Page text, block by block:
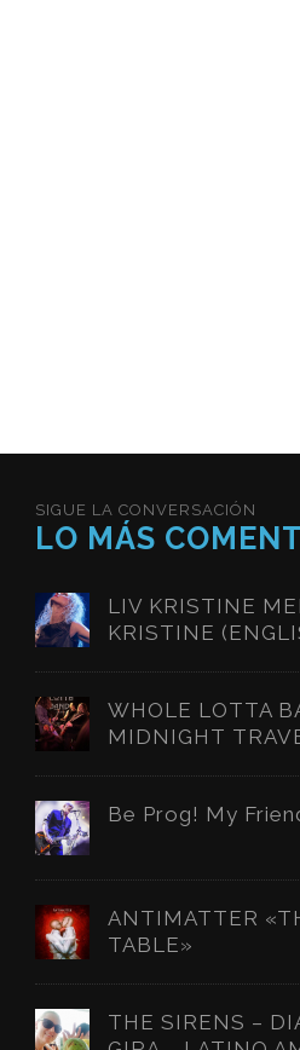
SIGUE LA CONVERSACIÓN
LO MÁS
LIV KRISTINE
KRISTINE
WHOLE LOTTA
MIDNIGHT
Be Prog! My
ANTIMATTER
TABLE»
THE SIRENS –